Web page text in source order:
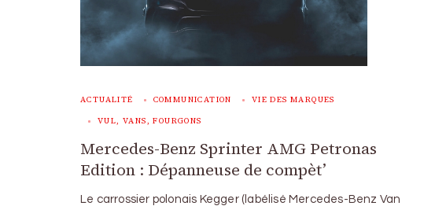
ACTUALITÉ COMMUNICATION VIE DES MARQUES
VUL, VANS, FOURGONS
Mercedes-Benz Sprinter AMG Petronas
Edition : Dépanneuse de compèt’
Le carrossier polonais Kegger (labélisé Mercedes-Benz Van